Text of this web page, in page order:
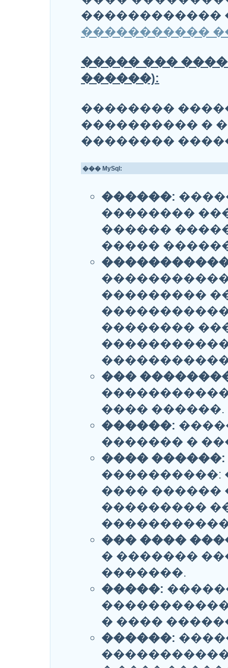
������������
�����������
����� ���
������):
��������
���������� �
��������
��� MySql:
������:
��������
������
����� ������
���������
��������
���
���� ������.
������:
������� �
���� ������:
����������:
���� ������
���������
��� ����
� �������
�������.
�����:
� ����
������: